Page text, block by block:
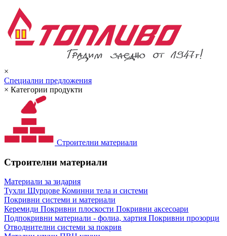
×
Специални предложения
× Категории продукти
Строителни материали
Строителни материали
Материали за зидария
Тухли Щурцове Коминни тела и системи
Покривни системи и материали
Керемиди Покривни плоскости Покривни аксесоари
Подпокривни материали - фолиа, хартия Покривни прозорци
Отводнителни системи за покрив